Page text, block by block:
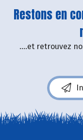
Restons en
....et retrouvez